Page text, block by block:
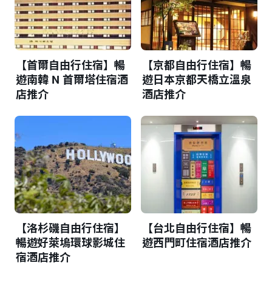
【首爾自由行住宿】暢
遊南韓 N 首爾塔住宿酒
店推介
【京都自由行住宿】暢
遊日本京都天橋立溫泉
酒店推介
【洛杉磯自由行住宿】
暢遊好萊塢環球影城住
宿酒店推介
【台北自由行住宿】暢
遊西門町住宿酒店推介